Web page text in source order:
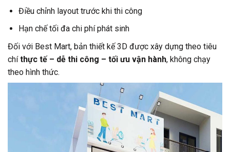
Điều chỉnh layout trước khi thi công
Hạn chế tối đa chi phí phát sinh
Đối với Best Mart, bản thiết kế 3D được xây dựng theo tiêu
chíthực tế – dễ thi công – tối ưu vận hành, không chạy
theo hình thức.